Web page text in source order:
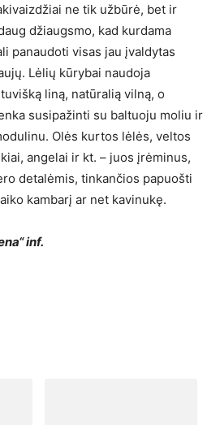
ne tik užbūrė, bet ir
džiaugsmo, kad kurdama
panaudoti visas jau įvaldytas
Lėlių kūrybai naudoja
liną, natūralią vilną, o
susipažinti su baltuoju moliu ir
Olės kurtos lėlės, veltos
angelai ir kt. – juos įrėminus,
detalėmis, tinkančios papuošti
kambarį ar net kavinukę.
inf.